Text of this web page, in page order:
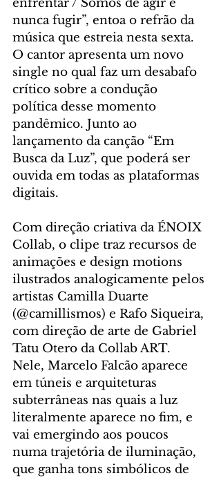
enfrentar / Somos de agir e
nunca fugir”, entoa o refrão da
música que estreia nesta sexta.
O cantor apresenta um novo
single no qual faz um desabafo
crítico sobre a condução
política desse momento
pandêmico. Junto ao
lançamento da canção “Em
Busca da Luz”, que poderá ser
ouvida em todas as plataformas
digitais.
Com direção criativa da ÉNOIX
Collab, o clipe traz recursos de
animações e design motions
ilustrados analogicamente pelos
artistas Camilla Duarte
(@camillismos) e Rafo Siqueira,
com direção de arte de Gabriel
Tatu Otero da Collab ART.
Nele, Marcelo Falcão aparece
em túneis e arquiteturas
subterrâneas nas quais a luz
literalmente aparece no fim, e
vai emergindo aos poucos
numa trajetória de iluminação,
que ganha tons simbólicos de